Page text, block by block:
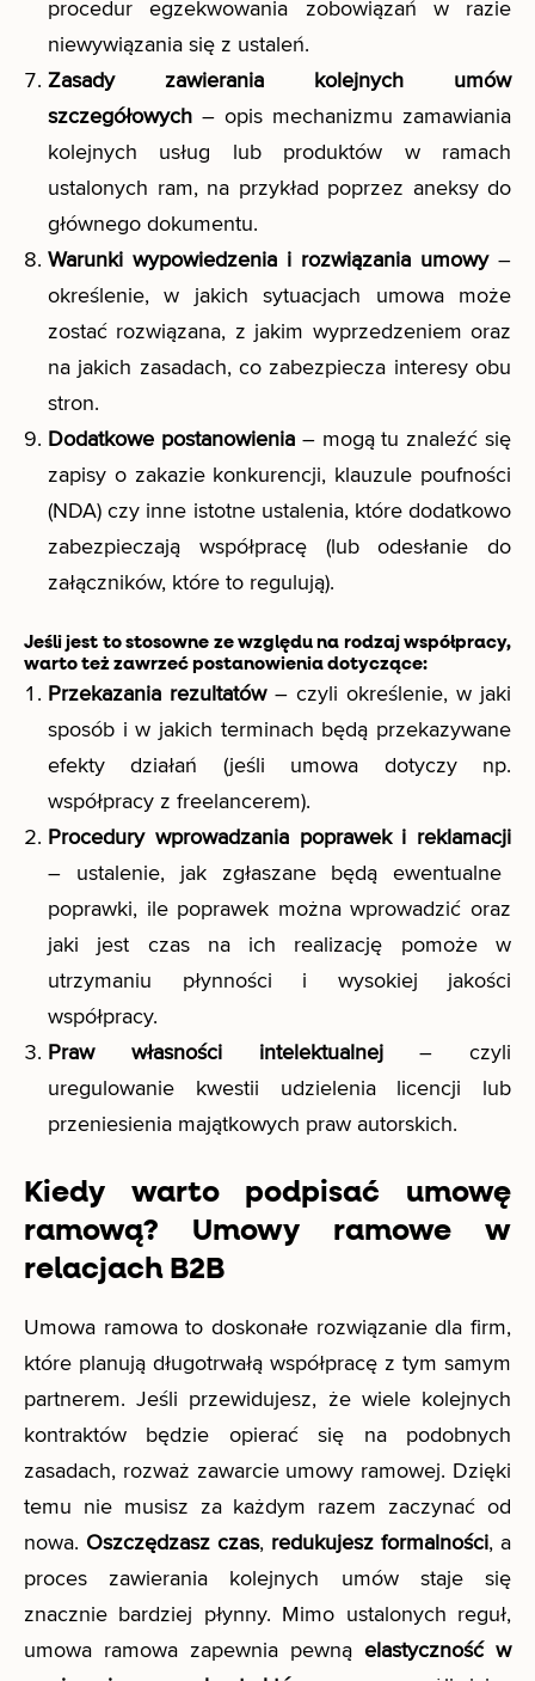
procedur egzekwowania zobowiązań w razie
niewywiązania się z ustaleń.
Zasady zawierania kolejnych umów
szczegółowych – opis mechanizmu zamawiania
kolejnych usług lub produktów w ramach
ustalonych ram, na przykład poprzez aneksy do
głównego dokumentu.
Warunki wypowiedzenia i rozwiązania umowy–
określenie, w jakich sytuacjach umowa może
zostać rozwiązana, z jakim wyprzedzeniem oraz
na jakich zasadach, co zabezpiecza interesy obu
stron.
Dodatkowe postanowienia– mogą tu znaleźć się
zapisy o zakazie konkurencji, klauzule poufności
(NDA) czy inne istotne ustalenia, które dodatkowo
zabezpieczają współpracę (lub odesłanie do
załączników, które to regulują).
Jeśli jest to stosowne ze względu na rodzaj współpracy,
warto też zawrzeć postanowienia dotyczące:
Przekazania rezultatów– czyli określenie, w jaki
sposób i w jakich terminach będą przekazywane
efekty działań (jeśli umowa dotyczy np.
współpracy z freelancerem).
Procedury wprowadzania poprawek i reklamacji
– ustalenie, jak zgłaszane będą ewentualne
poprawki, ile poprawek można wprowadzić oraz
jaki jest czas na ich realizację pomoże w
utrzymaniu płynności i wysokiej jakości
współpracy.
Praw własności intelektualnej– czyli
uregulowanie kwestii udzielenia licencji lub
przeniesienia majątkowych praw autorskich.
Kiedy warto podpisać umowę
ramową? Umowy ramowe w
relacjach B2B
Umowa ramowa to doskonałe rozwiązanie dla firm,
które planują długotrwałą współpracę z tym samym
partnerem. Jeśli przewidujesz, że wiele kolejnych
kontraktów będzie opierać się na podobnych
zasadach, rozważ zawarcie umowy ramowej. Dzięki
temu nie musisz za każdym razem zaczynać od
nowa. Oszczędzasz czas, redukujesz formalności, a
proces zawierania kolejnych umów staje się
znacznie bardziej płynny. Mimo ustalonych reguł,
umowa ramowa zapewnia pewną elastyczność w